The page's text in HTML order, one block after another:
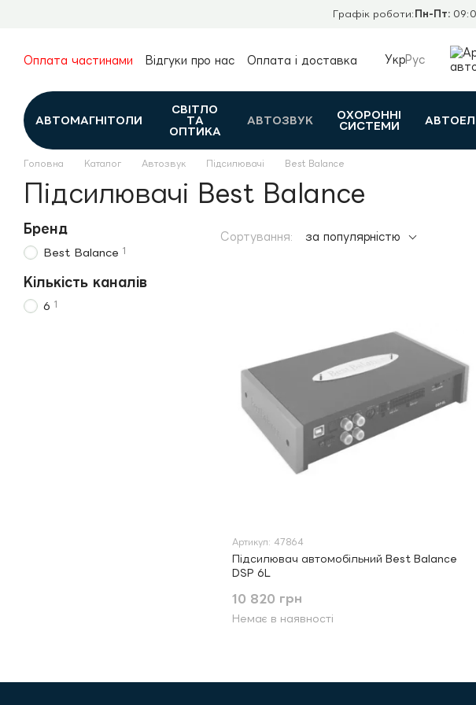
Графік роботи: Пн-Пт:
Оплата частинами Відгуки про нас
Оплата і доставка
Контакти
Каталог
УкрРус
АВТОМАГНІТОЛИ
СВІТЛО
ТА
ОПТИКА
АВТОЗВУК
ОХОРОННІ
СИСТЕМИ
Головна Каталог Автозвук Підсилювачі Best Balance
Підсилювачі Best Balance
Сортування: за популярністю
Артикул: 47864
Підсилювач автомобільний Best Balance
DSP 6L
10 820 грн
Немає в наявності
Бренд
Best Balance 1
Кількість каналів
6 1